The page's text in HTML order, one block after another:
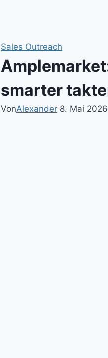
Sales Outreach
smarter
VonAlexander 8. Mai 2026